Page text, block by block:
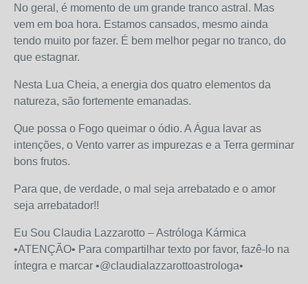
No geral, é momento de um grande tranco astral. Mas
vem em boa hora. Estamos cansados, mesmo ainda
tendo muito por fazer. É bem melhor pegar no tranco, do
que estagnar.
Nesta Lua Cheia, a energia dos quatro elementos da
natureza, são fortemente emanadas.
Que possa o Fogo queimar o ódio. A Água lavar as
intenções, o Vento varrer as impurezas e a Terra germinar
bons frutos.
Para que, de verdade, o mal seja arrebatado e o amor
seja arrebatador!!
Eu Sou Claudia Lazzarotto – Astróloga Kármica
•ATENÇÃO• Para compartilhar texto por favor, fazê-lo na
íntegra e marcar •@claudialazzarottoastrologa•